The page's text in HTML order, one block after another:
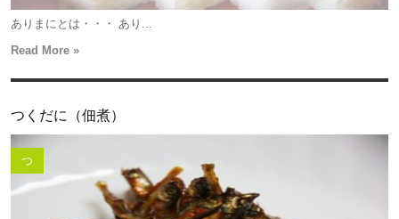
ありまにとは・・・ あり...
Read More »
つくだに（佃煮）
つ